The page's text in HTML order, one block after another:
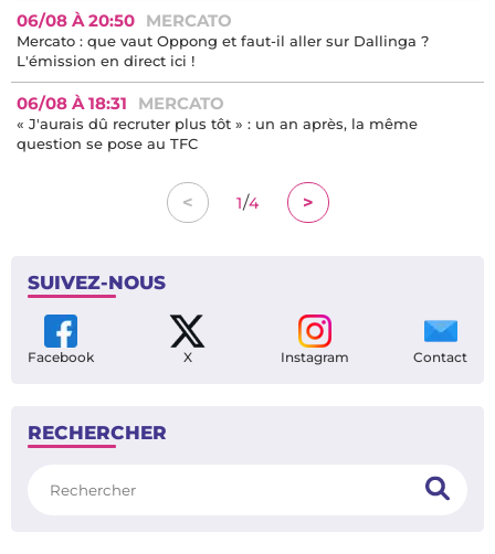
06/08 À 20:50 MERCATO
Mercato : que vaut Oppong et faut-il aller sur Dallinga ?
L'émission en direct ici !
06/08 À 18:31 MERCATO
« J'aurais dû recruter plus tôt » : un an après, la même
question se pose au TFC
< 1/4 >
SUIVEZ-NOUS
Facebook X Instagram Contact
RECHERCHER